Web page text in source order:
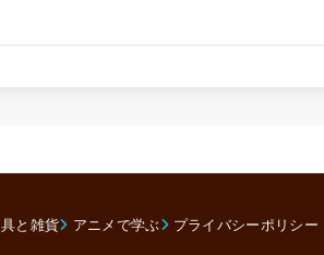
と雑貨 アニメで学ぶ プライバシーポリシー